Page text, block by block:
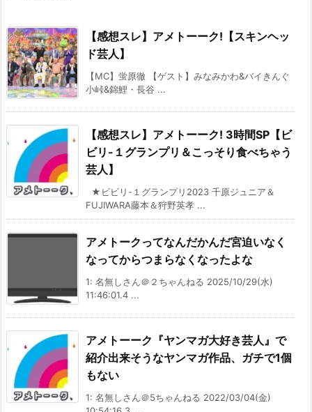
【感想スレ】アメトーーク!【スキンヘッ
ド芸人】
【MC】蛍原徹 【ゲスト】みなみかわ&バイきんぐ
小峠&錦鯉・長谷 ...
【感想スレ】アメトーーク! 3時間SP【ビ
ビリ-１グランプリ＆こっそり食べちゃう
芸人】
★ビビリ-１グランプリ2023 千原ジュニア＆
FUJIWARA藤本＆狩野英孝 ...
アメトークってなんだかんだ宮迫いなく
なってからつまらなくなったよな
1: 名無しさん＠２ちゃんねる 2025/10/29(水)
11:46:01.4 ...
アメトーーク『ヤンマガ大好き芸人』で
紹介出来そうなヤンマガ作品、ガチで1個
もない
1: 名無しさん＠5ちゃんねる 2022/03/04(金)